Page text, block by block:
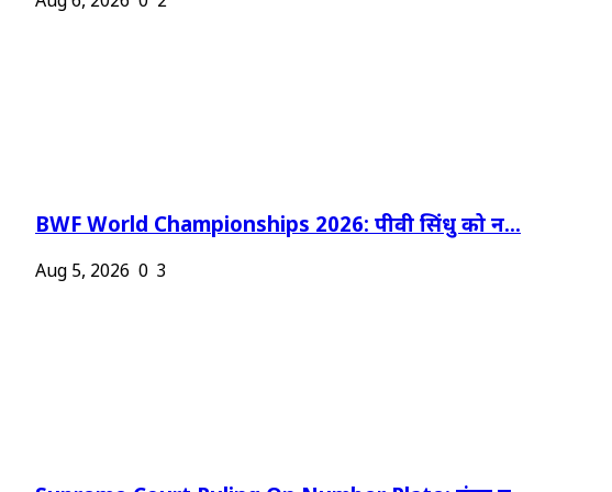
BWF World Championships 2026: पीवी सिंधु को न...
Aug 5, 2026 0 3